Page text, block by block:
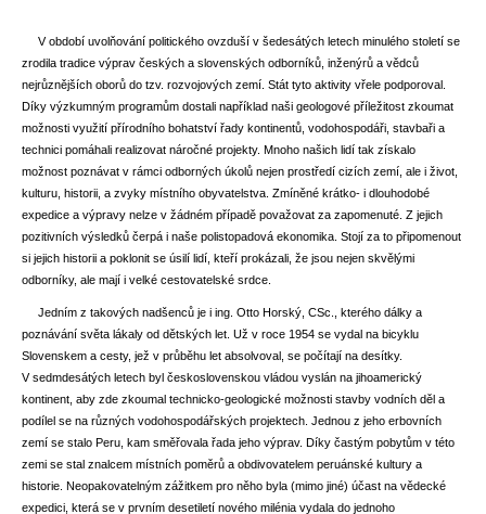
V období uvolňování politického ovzduší v šedesátých letech minulého století se
zrodila tradice výprav českých a slovenských odborníků, inženýrů a vědců
nejrůznějších oborů do tzv. rozvojových zemí. Stát tyto aktivity vřele podporoval.
Díky výzkumným programům dostali například naši geologové příležitost zkoumat
možnosti využití přírodního bohatství řady kontinentů, vodohospodáři, stavbaři a
technici pomáhali realizovat náročné projekty. Mnoho našich lidí tak získalo
možnost poznávat v rámci odborných úkolů nejen prostředí cizích zemí, ale i život,
kulturu, historii, a zvyky místního obyvatelstva. Zmíněné krátko- i dlouhodobé
expedice a výpravy nelze v žádném případě považovat za zapomenuté. Z jejich
pozitivních výsledků čerpá i naše polistopadová ekonomika. Stojí za to připomenout
si jejich historii a poklonit se úsilí lidí, kteří prokázali, že jsou nejen skvělými
odborníky, ale mají i velké cestovatelské srdce.
Jedním z takových nadšenců je i ing. Otto Horský, CSc., kterého dálky a
poznávání světa lákaly od dětských let. Už v roce 1954 se vydal na bicyklu
Slovenskem a cesty, jež v průběhu let absolvoval, se počítají na desítky.
V sedmdesátých letech byl československou vládou vyslán na jihoamerický
kontinent, aby zde zkoumal technicko-geologické možnosti stavby vodních děl a
podílel se na různých vodohospodářských projektech. Jednou z jeho erbovních
zemí se stalo Peru, kam směřovala řada jeho výprav. Díky častým pobytům v této
zemi se stal znalcem místních poměrů a obdivovatelem peruánské kultury a
historie. Neopakovatelným zážitkem pro něho byla (mimo jiné) účast na vědecké
expedici, která se v prvním desetiletí nového milénia vydala do jednoho